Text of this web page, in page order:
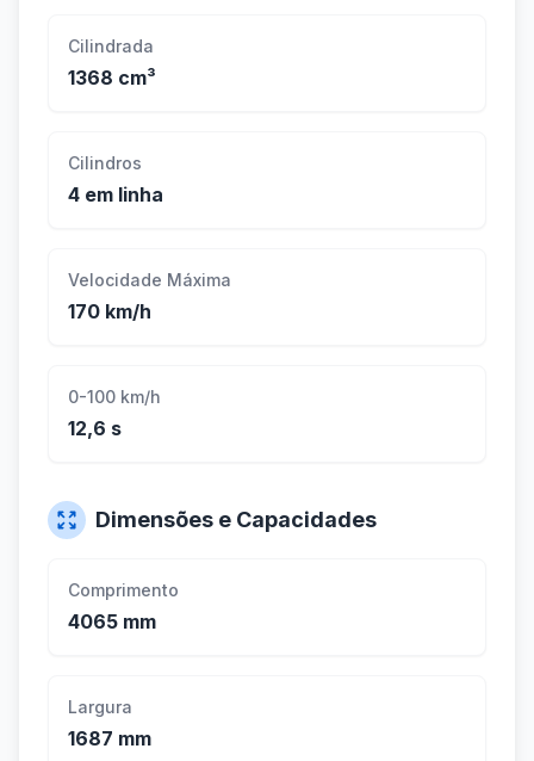
Cilindrada
1368 cm³
Cilindros
4 em linha
Velocidade Máxima
170 km/h
0-100 km/h
12,6 s
Dimensões e Capacidades
Comprimento
4065 mm
Largura
1687 mm